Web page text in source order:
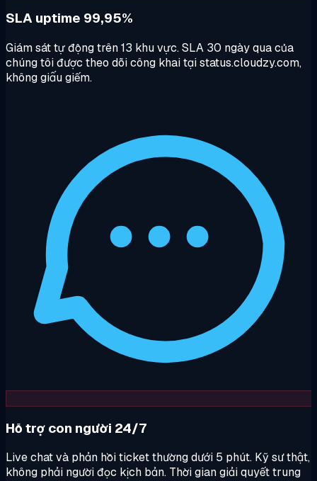
SLA uptime 99,95%
Giám sát tự động trên 13 khu vực. SLA 30 ngày qua của
chúng tôi được theo dõi công khai tại status.cloudzy.com,
không giấu giếm.
Hỗ trợ con người 24/7
Live chat và phản hồi ticket thường dưới 5 phút. Kỹ sư thật,
không phải người đọc kịch bản. Thời gian giải quyết trung